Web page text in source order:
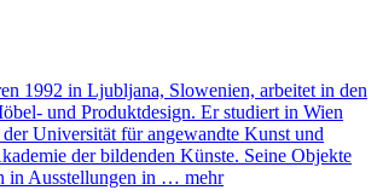
1992 in Ljubljana, Slowenien, arbeitet in den
und Produktdesign. Er studiert in Wien
Universität für angewandte Kunst und
der bildenden Künste. Seine Objekte
in Ausstellungen in … mehr